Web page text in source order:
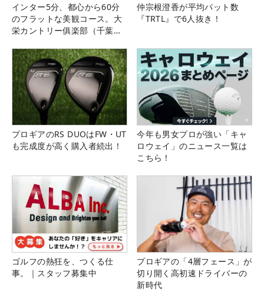
インター5分、都心から60分
のフラットな美観コース。大
栄カントリー俱楽部（千葉
仲宗根澄香が平均パット数
『TRTL』で6人抜き！
プロギアのRS DUOはFW・UT
も完成度が高く購入者続出！
今年も男女プロが強い「キャ
ロウェイ」のニュース一覧は
こちら！
ゴルフの熱狂を、つくる仕
事。｜スタッフ募集中
プロギアの「4層フェース」が
切り開く高初速ドライバーの
新時代